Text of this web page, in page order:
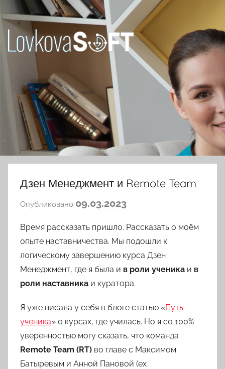
Перейти
к
содержимому
Ловкова
Елена
Юрьевна
Дзен Менеджмент и Remote Team
Опубликовано 09.03.2023
т
о
р
о
o
v
Время рассказать пришло. Рассказать о моём
опыте наставничества. Мы подошли к
логическому завершению курса Дзен
Менеджмент, где я была и в роли ученика и в
роли наставника и куратора.
Я уже писала у себя в блоге статью «Путь
ученика» о курсах, где училась. Но я со 100%
уверенностью могу сказать, что команда
Remote Team (RT) во главе с Максимом
Батыревым и Анной Пановой (ex